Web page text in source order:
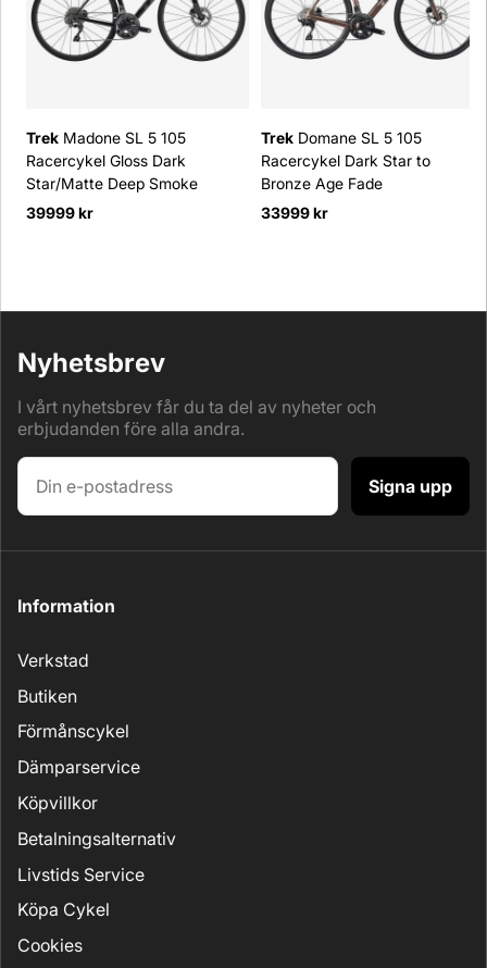
Trek Madone SL 5 105
Racercykel Gloss Dark
Star/Matte Deep Smoke
39999 kr
Trek Domane SL 5 105
Racercykel Dark Star to
Bronze Age Fade
33999 kr
Nyhetsbrev
I vårt nyhetsbrev får du ta del av nyheter och
erbjudanden före alla andra.
Signa upp
Information
Verkstad
Butiken
Förmånscykel
Dämparservice
Köpvillkor
Betalningsalternativ
Livstids Service
Köpa Cykel
Cookies